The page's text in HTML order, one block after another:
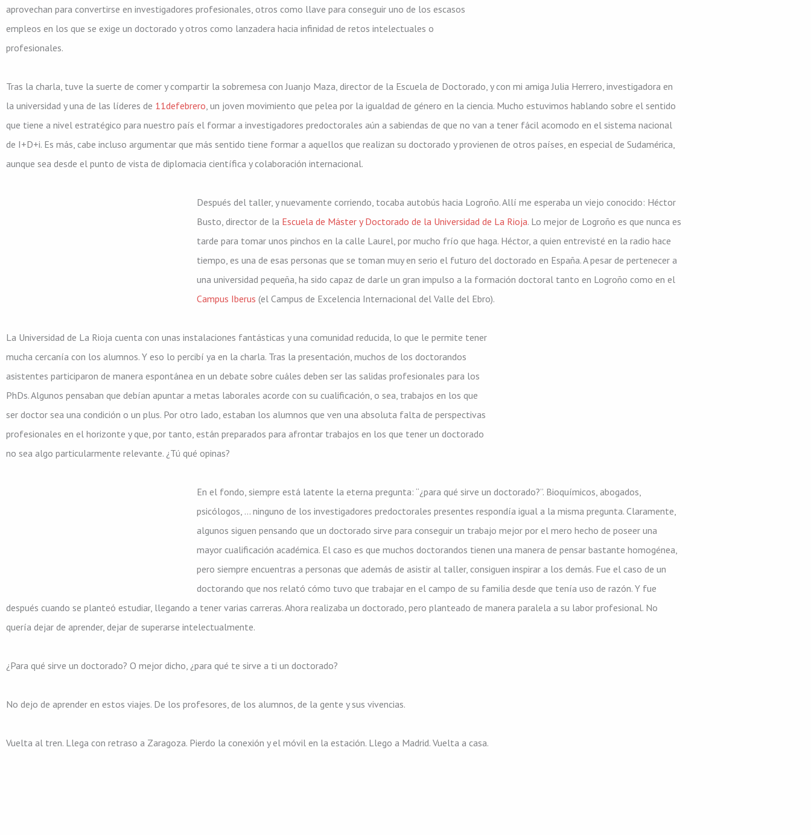
aprovechan para convertirse en investigadores profesionales, otros como llave para conseguir uno de los escasos
empleos en los que se exige un doctorado y otros como lanzadera hacia infinidad de retos intelectuales o
profesionales.
Tras la charla, tuve la suerte de comer y compartir la sobremesa con Juanjo Maza, director de la Escuela de Doctorado, y con mi amiga Julia Herrero, investigadora en
la universidad y una de las líderes de 11defebrero, un joven movimiento que pelea por la igualdad de género en la ciencia. Mucho estuvimos hablando sobre el sentido
que tiene a nivel estratégico para nuestro país el formar a investigadores predoctorales aún a sabiendas de que no van a tener fácil acomodo en el sistema nacional
de I+D+i. Es más, cabe incluso argumentar que más sentido tiene formar a aquellos que realizan su doctorado y provienen de otros países, en especial de Sudamérica,
aunque sea desde el punto de vista de diplomacia científica y colaboración internacional.
Después del taller, y nuevamente corriendo, tocaba autobús hacia Logroño. Allí me esperaba un viejo conocido: Héctor
Busto, director de la Escuela de Máster y Doctorado de la Universidad de La Rioja. Lo mejor de Logroño es que nunca es
tarde para tomar unos pinchos en la calle Laurel, por mucho frío que haga. Héctor, a quien entrevisté en la radio hace
tiempo, es una de esas personas que se toman muy en serio el futuro del doctorado en España. A pesar de pertenecer a
una universidad pequeña, ha sido capaz de darle un gran impulso a la formación doctoral tanto en Logroño como en el
Campus Iberus (el Campus de Excelencia Internacional del Valle del Ebro).
La Universidad de La Rioja cuenta con unas instalaciones fantásticas y una comunidad reducida, lo que le permite tener
mucha cercanía con los alumnos. Y eso lo percibí ya en la charla. Tras la presentación, muchos de los doctorandos
asistentes participaron de manera espontánea en un debate sobre cuáles deben ser las salidas profesionales para los
PhDs. Algunos pensaban que debían apuntar a metas laborales acorde con su cualificación, o sea, trabajos en los que
ser doctor sea una condición o un plus. Por otro lado, estaban los alumnos que ven una absoluta falta de perspectivas
profesionales en el horizonte y que, por tanto, están preparados para afrontar trabajos en los que tener un doctorado
no sea algo particularmente relevante. ¿Tú qué opinas?
En el fondo, siempre está latente la eterna pregunta: “¿para qué sirve un doctorado?”. Bioquímicos, abogados,
psicólogos, … ninguno de los investigadores predoctorales presentes respondía igual a la misma pregunta. Claramente,
algunos siguen pensando que un doctorado sirve para conseguir un trabajo mejor por el mero hecho de poseer una
mayor cualificación académica. El caso es que muchos doctorandos tienen una manera de pensar bastante homogénea,
pero siempre encuentras a personas que además de asistir al taller, consiguen inspirar a los demás. Fue el caso de un
doctorando que nos relató cómo tuvo que trabajar en el campo de su familia desde que tenía uso de razón. Y fue
después cuando se planteó estudiar, llegando a tener varias carreras. Ahora realizaba un doctorado, pero planteado de manera paralela a su labor profesional. No
quería dejar de aprender, dejar de superarse intelectualmente.
¿Para qué sirve un doctorado? O mejor dicho, ¿para qué te sirve a ti un doctorado?
No dejo de aprender en estos viajes. De los profesores, de los alumnos, de la gente y sus vivencias.
Vuelta al tren. Llega con retraso a Zaragoza. Pierdo la conexión y el móvil en la estación. Llego a Madrid. Vuelta a casa.